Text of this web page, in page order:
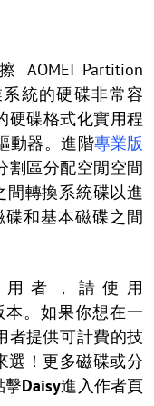
AOMEI Partition
系統的硬碟非常容
硬碟格式化實用程
動器。進階專業版
割區分配空閒空間
間轉換系統碟以進
碟和基本磁碟之間
用者，請使用
本。如果你想在一
者提供可計費的技
選！更多磁碟或分
擊Daisy進入作者頁